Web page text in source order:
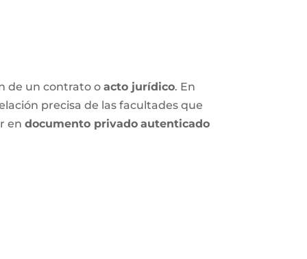
de un contrato oacto jurídico. En
precisa de las facultades que
endocumento privado autenticado